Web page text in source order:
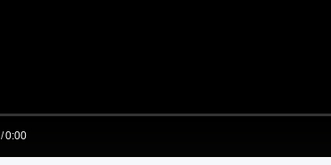
/0:00